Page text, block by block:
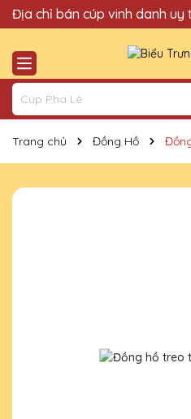
Quà Tặng Cúp Pha Lê Hà Nội
Địa chỉ bán cúp vinh danh uy
Trang chủ Đồng Hồ